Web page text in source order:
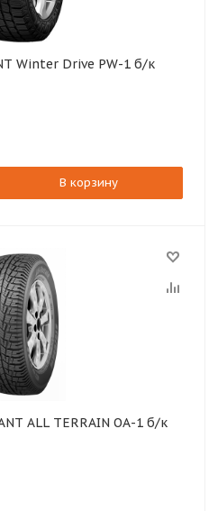
Winter Drive PW-1 б/к
В корзину
ALL TERRAIN ОА-1 б/к